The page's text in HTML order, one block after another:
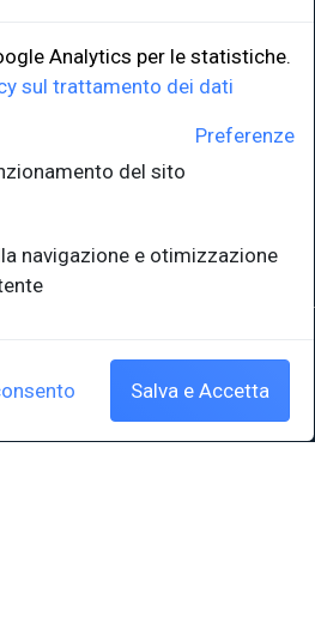
Ateneo
- P.E.C.: ateneo@pec.units.it
Analytics per le statistiche.
sul trattamento dei dati
Preferenze
del sito
navigazione e otimizzazione
Salva e Accetta